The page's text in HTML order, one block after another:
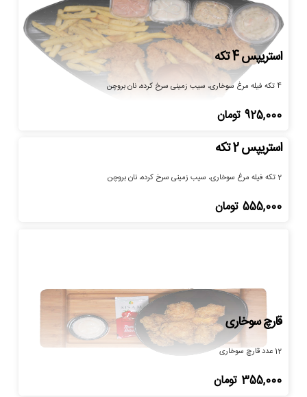
استریپس 4 تکه
4 تکه فیله مرغ سوخاری، سیب زمینی سرخ کرده، نان بروچن
925,000 تومان
استریپس 2 تکه
2 تکه فیله مرغ سوخاری، سیب زمینی سرخ کرده، نان بروچن
555,000 تومان
قارچ سوخاری
12 عدد قارچ سوخاری
355,000 تومان